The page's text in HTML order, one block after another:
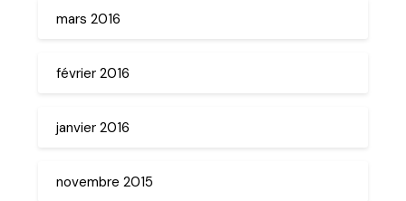
mars 2016
février 2016
janvier 2016
novembre 2015